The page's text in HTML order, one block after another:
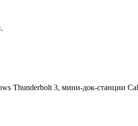
Thunderbolt 3, мини-док-станции